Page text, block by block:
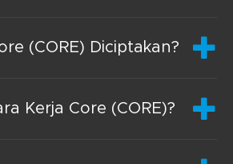
(CORE) Diciptakan?
Kerja Core (CORE)?